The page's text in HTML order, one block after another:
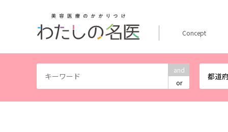
and
or
都道
Concept